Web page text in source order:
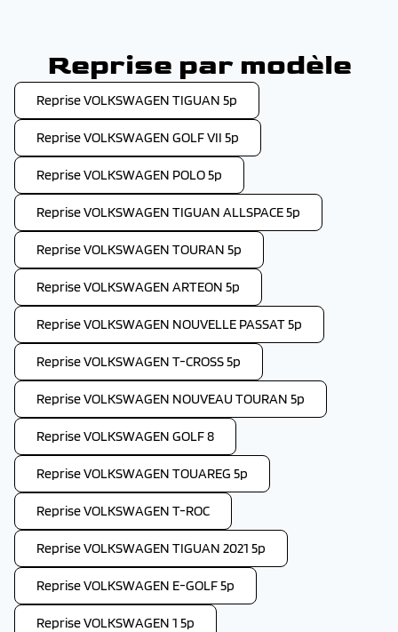
Reprise par modèle
Reprise VOLKSWAGEN TIGUAN 5p
Reprise VOLKSWAGEN GOLF VII 5p
Reprise VOLKSWAGEN POLO 5p
Reprise VOLKSWAGEN TIGUAN ALLSPACE 5p
Reprise VOLKSWAGEN TOURAN 5p
Reprise VOLKSWAGEN ARTEON 5p
Reprise VOLKSWAGEN NOUVELLE PASSAT 5p
Reprise VOLKSWAGEN T-CROSS 5p
Reprise VOLKSWAGEN NOUVEAU TOURAN 5p
Reprise VOLKSWAGEN GOLF 8
Reprise VOLKSWAGEN TOUAREG 5p
Reprise VOLKSWAGEN T-ROC
Reprise VOLKSWAGEN TIGUAN 2021 5p
Reprise VOLKSWAGEN E-GOLF 5p
Reprise VOLKSWAGEN 1 5p